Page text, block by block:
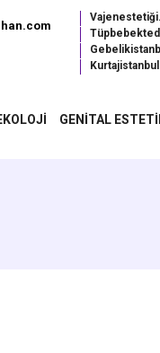
GENITAL